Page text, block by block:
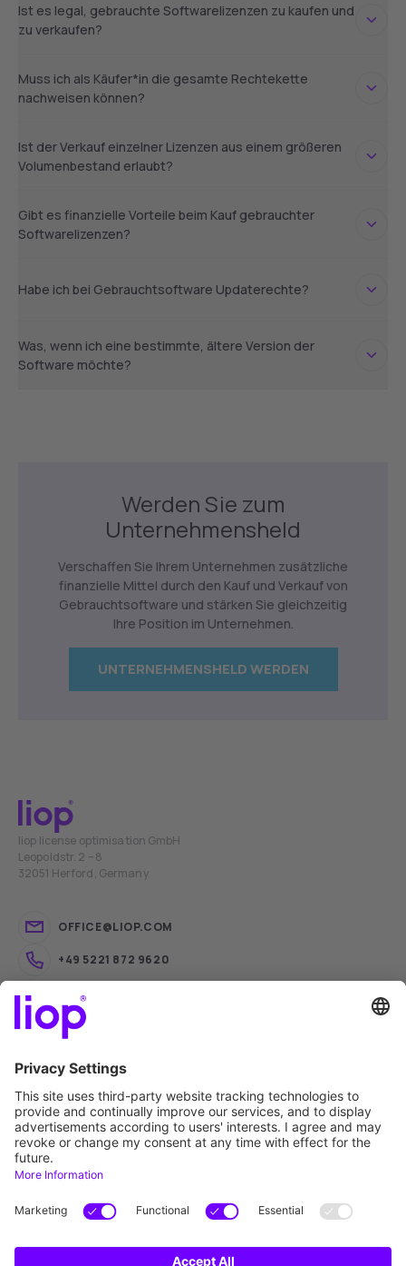
Ist es legal, gebrauchte Softwarelizenzen zu kaufen und
zu verkaufen?
Muss ich als Käufer*in die gesamte Rechtekette
nachweisen können?
Ist der Verkauf einzelner Lizenzen aus einem größeren
Volumenbestand erlaubt?
Gibt es finanzielle Vorteile beim Kauf gebrauchter
Softwarelizenzen?
Habe ich bei Gebrauchtsoftware Updaterechte?
Was, wenn ich eine bestimmte, ältere Version der
Software möchte?
Werden Sie zum
Unternehmensheld
Verschaffen Sie Ihrem Unternehmen zusätzliche
finanzielle Mittel durch den Kauf und Verkauf von
Gebrauchtsoftware und stärken Sie gleichzeitig
Ihre Position im Unternehmen.
UNTERNEHMENSHELD WERDEN
liop license optimisation GmbH
Leopoldstr. 2 – 8
32051 Herford, Germany
OFFICE@LIOP.COM
+49 5221 872 9620
liop® Academy
liop® iQ
liop® Connect
liop®